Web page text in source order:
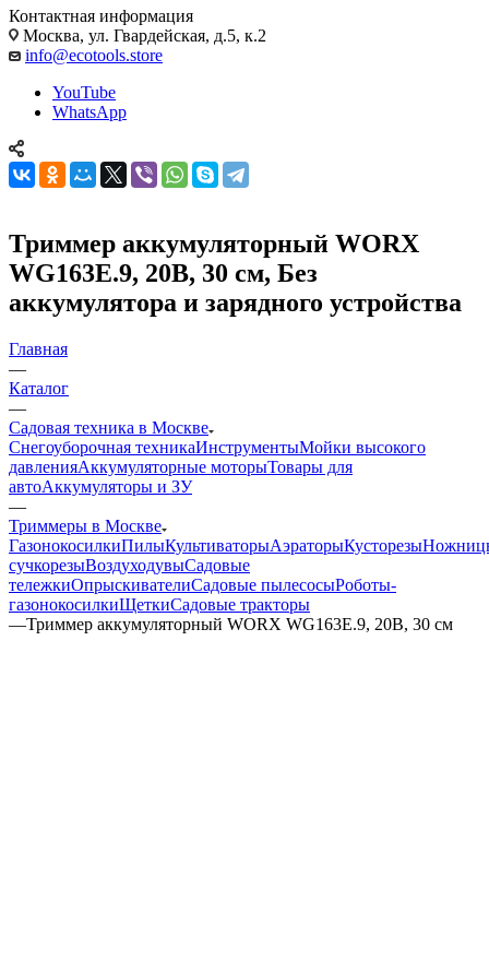
Контактная информация
Москва, ул. Гвардейская, д.5, к.2
info@ecotools.store
YouTube
WhatsApp
Триммер аккумуляторный WORX
WG163E.9, 20В, 30 см, Без
аккумулятора и зарядного устройства
Главная
—
Каталог
—
Садовая техника в Москве
Снегоуборочная техникаИнструментыМойки высокого
давленияАккумуляторные моторыТовары для
автоАккумуляторы и ЗУ
—
Триммеры в Москве
ГазонокосилкиПилыКультиваторыАэраторыКусторезы
сучкорезыВоздуходувыСадовые
тележкиОпрыскивателиСадовые пылесосыРоботы-
газонокосилкиЩеткиСадовые тракторы
—Триммер аккумуляторный WORX WG163E.9, 20В, 30 см